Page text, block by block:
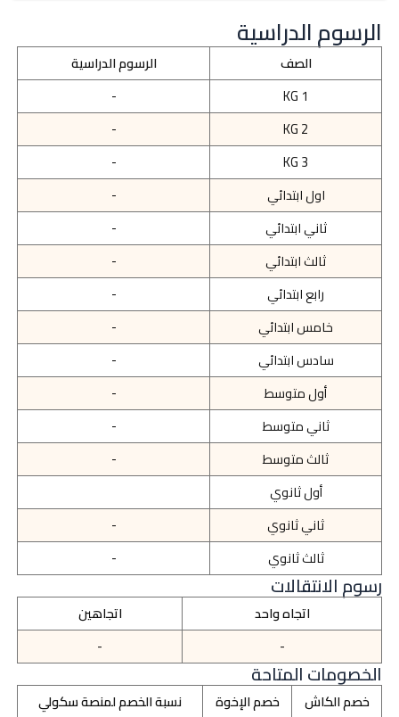
الرسوم الدراسية
الصف
الرسوم الدراسية
KG 1
-
KG 2
-
KG 3
-
اول ابتدائي
-
ثاني ابتدائي
-
ثالث ابتدائي
-
رابع ابتدائي
-
خامس ابتدائي
-
سادس ابتدائي
-
أول متوسط
-
ثاني متوسط
-
ثالث متوسط
-
أول ثانوي
ثاني ثانوي
-
ثالث ثانوي
-
رسوم الانتقالات
اتجاه واحد
اتجاهين
-
-
الخصومات المتاحة
خصم الكاش خصم الإخوة
نسبة الخصم لمنصة سكولي